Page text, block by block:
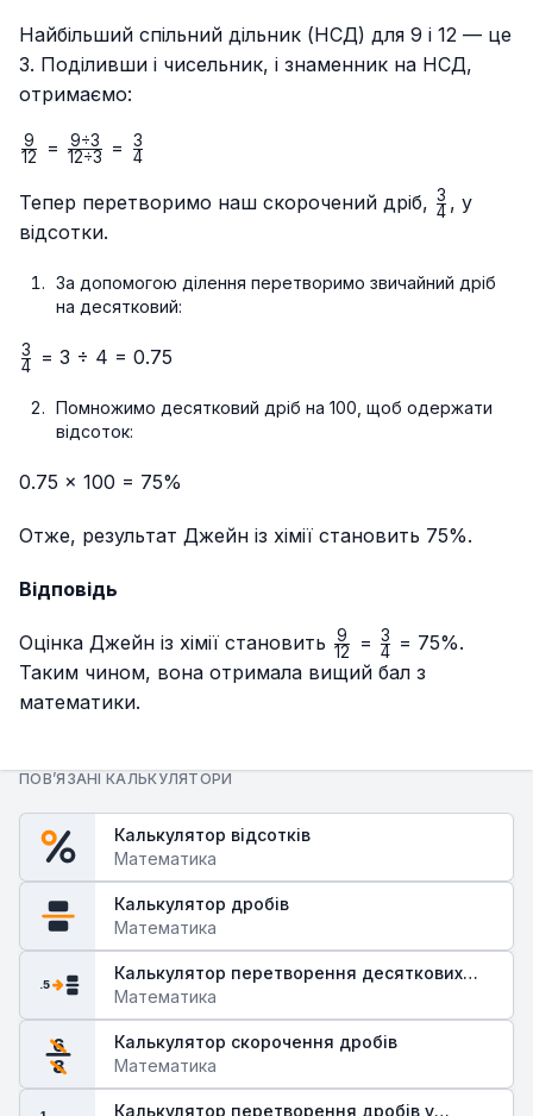
Найбільший спільний дільник (НСД) для 9 і 12 — це
3. Поділивши і чисельник, і знаменник на НСД,
отримаємо:
\frac{9}
12
9 = \frac{9
{12 ÷
3}
12÷3
9÷3 = \frac{3}
4
3
Тепер перетворимо наш скорочений дріб, \frac{3}
4
3 , у
відсотки.
За допомогою ділення перетворимо звичайний дріб
на десятковий:
\frac{3}
4
3 = 3 ÷ 4 = 0.75
Помножимо десятковий дріб на 100, щоб одержати
відсоток:
0.75 × 100 = 75%
Отже, результат Джейн із хімії становить 75%.
Відповідь
Оцінка Джейн із хімії становить \frac{9}
{12}
12
9 = \frac{3}
{4}
4
3
= 75%.
Таким чином, вона отримала вищий бал з
математики.
ПОВ’ЯЗАНІ КАЛЬКУЛЯТОРИ
Калькулятор відсотків
Математика
Калькулятор дробів
Математика
.5
Калькулятор перетворення десяткових
дробів у звичайні
Математика
6
8
Калькулятор скорочення дробів
Математика
Калькулятор перетворення дробів у